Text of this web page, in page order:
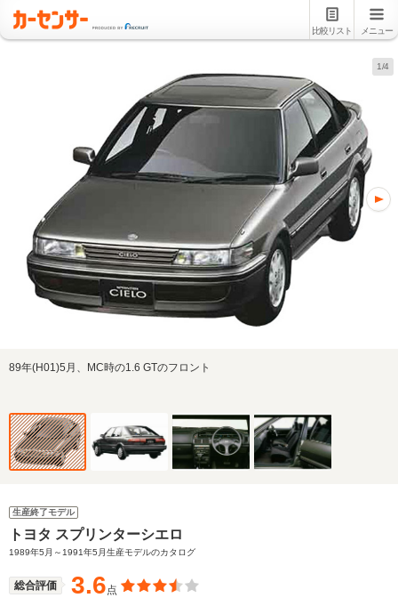
比較リスト メニュー
1/4
89年(H01)5月、MC時の1.6 GTのフロント
生産終了モデル
トヨタ スプリンターシエロ
1989年5月～1991年5月生産モデルのカタログ
総合評価 3.6点